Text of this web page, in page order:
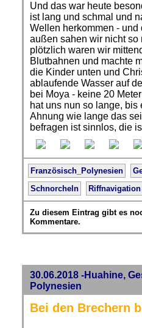
Und das war heute
ist lang und schmal und
Wellen herkommen -
außen sahen wir nicht so
plötzlich waren wir
Blutbahnen und machte
die Kinder unten und
ablaufende Wasser auf
bei Moya - keine 20
hat uns nun so lange,
Ahnung wie lange das
befragen ist sinnlos, die
Französisch_Polynesien
Schnorcheln
Riffnavigation
Zu diesem Eintrag gibt es
Kommentare.
30.06.2018 -Huahine,
Polynesien
Bei den Brechern